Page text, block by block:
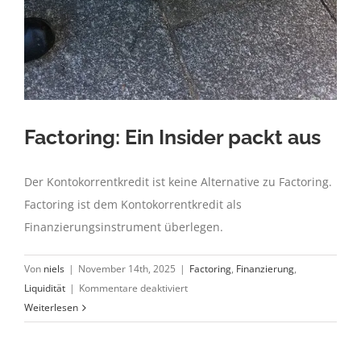
Factoring: Ein Insider packt aus
Der Kontokorrentkredit ist keine Alternative zu Factoring.
Factoring ist dem Kontokorrentkredit als
Finanzierungsinstrument überlegen.
Von niels | November 14th, 2025 | Factoring, Finanzierung,
Liquidität | Kommentare deaktiviertfür
Ein
Weiterlesen